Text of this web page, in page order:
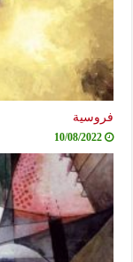
فروسية
10/08/2022